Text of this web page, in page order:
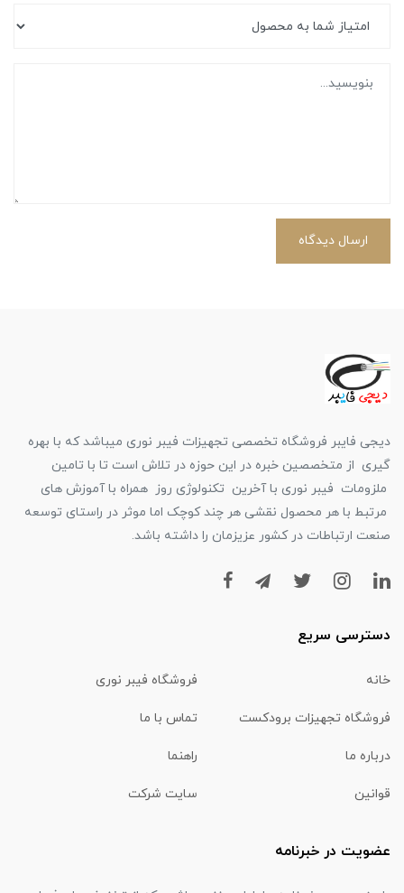
ارسال دیدگاه
دیجی فایبر فروشگاه تخصصی تجهیزات فیبر نوری میباشد که با بهره
گیری از متخصصین خبره در این حوزه در تلاش است تا با تامین
ملزومات فیبر نوری با آخرین تکنولوژی روز همراه با آموزش های
مرتبط با هر محصول نقشی هر چند کوچک اما موثر در راستای توسعه
صنعت ارتباطات در کشور عزیزمان را داشته باشد.
دسترسی سریع
خانه فروشگاه فیبر نوری
فروشگاه تجهیزات برودکست تماس با ما
درباره ما راهنما
قوانین سایت شرکت
عضویت در خبرنامه